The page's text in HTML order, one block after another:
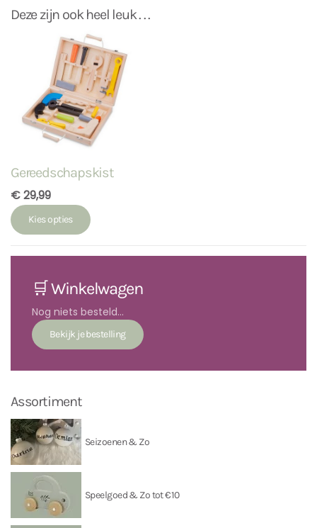
Deze zijn ook heel leuk . . .
Gereedschapskist
€ 29,99
Kies opties
🛒 Winkelwagen
Nog niets besteld...
Assortiment
Seizoenen & Zo
Speelgoed & Zo tot €10